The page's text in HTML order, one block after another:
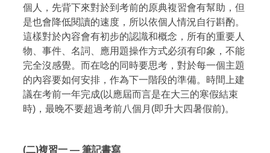
個人，先背下來對於到考前的原典複習會有幫助，但
是也會降低閱讀的速度，所以依個人情況自行斟酌。
這樣對於內容會有初步的認識和概念，所有的重要人
物、事件、名詞、應用題操作方式必須有印象，不能
完全沒感覺。而在唸的同時要思考，對於每一個主題
的內容要如何安排，作為下一階段的準備。時間上建
議在考前一年完成(以應屆而言是在大三的寒假結束
時)，最晚不要超過考前八個月(即升大四暑假前)。
(二)複習一 — 筆記書寫